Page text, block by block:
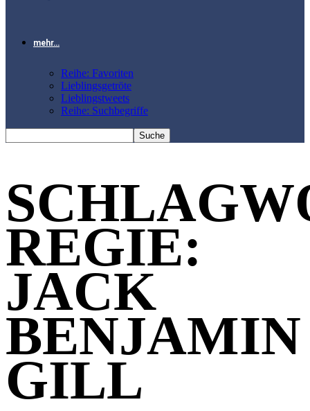
mehr…
Reihe: Favoriten
Lieblingsgetröte
Lieblingstweets
Reihe: Suchbegriffe
REGIE:
JACK
BENJAMIN
GILL